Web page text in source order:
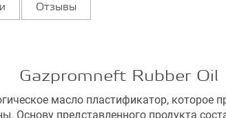
Отзывы
Gazpromneft Rubber Oil
масло пластификатор, которое
Основу представленного продукта